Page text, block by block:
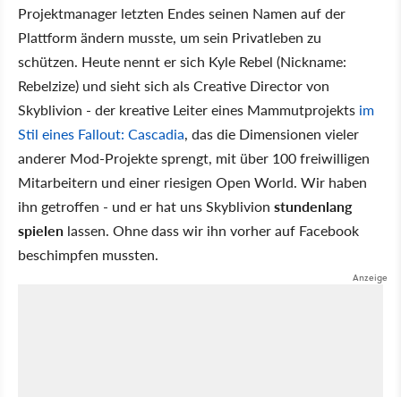
Projektmanager letzten Endes seinen Namen auf der
Plattform ändern musste, um sein Privatleben zu
schützen. Heute nennt er sich Kyle Rebel (Nickname:
Rebelzize) und sieht sich als Creative Director von
Skyblivion - der kreative Leiter eines Mammutprojekts im
Stil eines Fallout: Cascadia, das die Dimensionen vieler
anderer Mod-Projekte sprengt, mit über 100 freiwilligen
Mitarbeitern und einer riesigen Open World. Wir haben
ihn getroffen - und er hat uns Skyblivion stundenlang
spielen lassen. Ohne dass wir ihn vorher auf Facebook
beschimpfen mussten.